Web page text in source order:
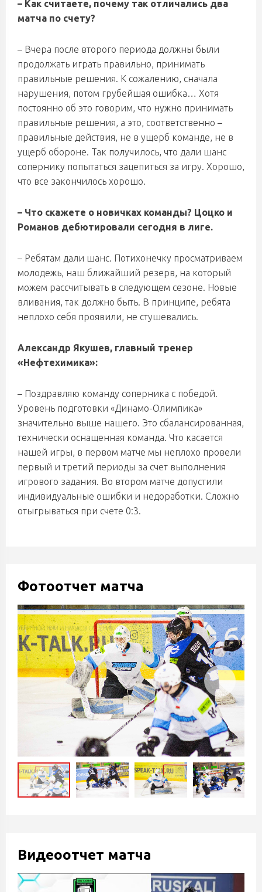
– Как считаете, почему так отличались два
матча по счету?
– Вчера после второго периода должны были
продолжать играть правильно, принимать
правильные решения. К сожалению, сначала
нарушения, потом грубейшая ошибка… Хотя
постоянно об это говорим, что нужно принимать
правильные решения, а это, соответственно –
правильные действия, не в ущерб команде, не в
ущерб обороне. Так получилось, что дали шанс
сопернику попытаться зацепиться за игру. Хорошо,
что все закончилось хорошо.
– Что скажете о новичках команды? Цоцко и
Романов дебютировали сегодня в лиге.
– Ребятам дали шанс. Потихонечку просматриваем
молодежь, наш ближайший резерв, на который
можем рассчитывать в следующем сезоне. Новые
вливания, так должно быть. В принципе, ребята
неплохо себя проявили, не стушевались.
Александр Якушев, главный тренер
«Нефтехимика»:
– Поздравляю команду соперника с победой.
Уровень подготовки «Динамо-Олимпика»
значительно выше нашего. Это сбалансированная,
технически оснащенная команда. Что касается
нашей игры, в первом матче мы неплохо провели
первый и третий периоды за счет выполнения
игрового задания. Во втором матче допустили
индивидуальные ошибки и недоработки. Сложно
отыгрываться при счете 0:3.
Фотоотчет матча
Видеоотчет матча